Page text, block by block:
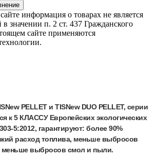
информация о товарах не является
значении п. 2 ст. 437 Гражданского
сайте применяются
PELLET и TISNew DUO PELLET, серии
к 5 КЛАССУ Европейских экологических
5:2012, гарантируют: более 90%
расход топлива, меньше выбросов
меньше выбросов смол и пыли.